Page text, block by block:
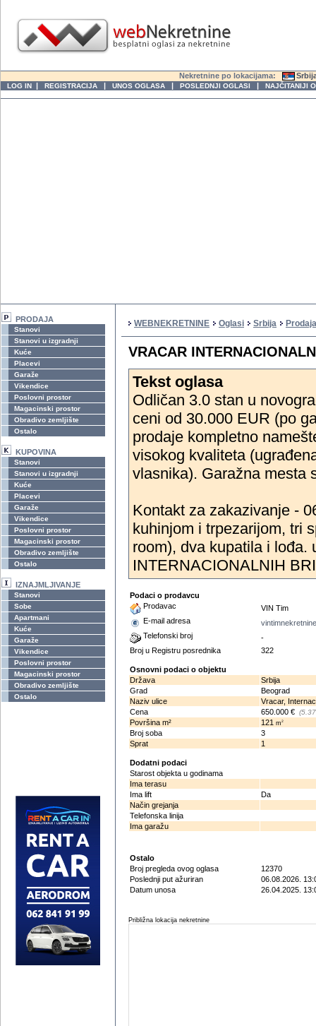
Nekretnine po lokacijama:
LOG IN | REGISTRACIJA | UNOS OGLASA | POSLEDNJI OGLASI | NAJČITANIJI
PRODAJA
Stanovi
Stanovi u izgradnji
Kuće
Placevi
Garaže
Vikendice
Poslovni prostor
Magacinski prostor
Obradivo zemljište
Ostalo
KUPOVINA
Stanovi
Stanovi u izgradnji
Kuće
Placevi
Garaže
Vikendice
Poslovni prostor
Magacinski prostor
Obradivo zemljište
Ostalo
IZNAJMLJIVANJE
Stanovi
Sobe
Apartmani
Kuće
Garaže
Vikendice
Poslovni prostor
Magacinski prostor
Obradivo zemljište
Ostalo
WEBNEKRETNINE Oglasi Srbija
VRACAR
Tekst oglasa
Odličan 3.0 stan u
ceni od 30.000 EUR (po
prodaje kompletno
visokog kvaliteta
vlasnika). Garažna mesta
Kontakt za zakazivanje -
kuhinjom i trpezarijom, tri
room), dva kupatila i lođa.
INTERNACIONALNIH
Podaci o prodavcu
Prodavac
VIN Tim
E-mail adresa
Telefonski broj
-
Broj u Registru posrednika
322
Osnovni podaci o objektu
Država
Srbija
Grad
Beograd
Naziv ulice
Vracar,
Cena
650.000 €
Površina m² 121 m2
Broj soba
3
Sprat
1
Dodatni podaci
Starost objekta u godinama
Ima terasu
Ima lift
Da
Način grejanja
Telefonska linija
Ima garažu
Ostalo
Broj pregleda ovog oglasa
12370
Poslednji put ažuriran
06.08.2026.
Datum unosa
26.04.2025.
Približna lokacija nekretnine